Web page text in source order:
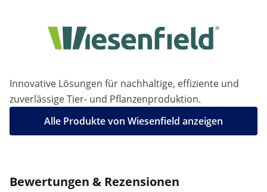
Innovative Lösungen für nachhaltige, effiziente und
zuverlässige Tier- und Pflanzenproduktion.
Alle Produkte von Wiesenfield anzeigen
Bewertungen & Rezensionen